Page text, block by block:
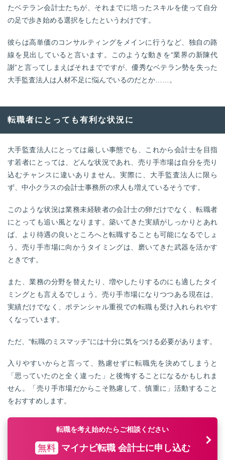
たベテラン会計士たちが、それまでに培ったスキルを使って自分
の足で歩き始める選択をしたというわけです。
彼らは高単価のコンサルティングをメインに行うなど、独自の路
線を見出していると言います。このような動きを“業界の新陳代
謝”と言ってしまえばそれまでですが、優秀なベテラン勢を失った
大手監査法人は人材不足に悩んでいるのだとか……。
転職者にとっても有利な状況に
大手監査法人にとっては厳しい事態でも、これから会計士を目指
す若者にとっては、どんな状況であれ、売り手市場は自分を売り
込むチャンスに違いありません。実際に、大手監査法人に限ら
ず、中小クラスの会計士事務所の求人も増えているそうです。
このような状況は業務未経験者の会計士の卵だけでなく、転職者
にとっても追い風となります。築いてきた実績がしっかりとあれ
ば、より待遇の良いところへと転職することも可能になるでしょ
う。売り手市場に向かうタイミングは、磨いてきた武器を活かす
ときです。
また、業務の分野を替えたり、増やしたりするのにも適したタイ
ミングとも言えるでしょう。売り手市場になりつつある現在は、
実績だけでなく、ポテンシャル重視での転職も受け入れられやす
くなっています。
ただ、“転職のミスマッチ”には十分に気をつける必要があります。
入りやすいからと言って、熟慮せずに転職先を決めてしまうと
「思っていたのと全く違った」と後悔することになるかもしれま
せん。「売り手市場だからこそ熟慮して、慎重に」活動すること
をおすすめします。
転職を考え始めたらご相談ください
無料 マイナビ転職 会計士に申し込む